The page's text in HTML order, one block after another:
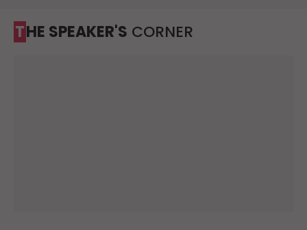
THE SPEAKER'S CORNER